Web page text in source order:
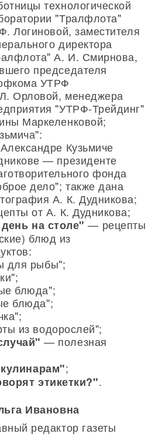
технологической
"Тралфлота"
Логиновой, заместителя
директора
А. И. Смирнова,
председателя
УТРФ
Орловой, менеджера
"УТРФ-Трейдинг"
Маркеленковой;
Кузьмиче
— президенте
фонда
дело"; также дана
А. К. Дудникова;
от А. К. Дудникова;
на столе" — рецепты
блюд из
для рыбы";
блюда";
блюда";
из водорослей";
— полезная
;
этикетки?".
Ивановна
редактор газеты